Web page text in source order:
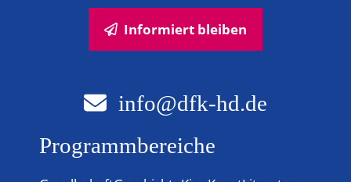
Informiert bleiben
info@dfk-hd.de
Programmbereiche